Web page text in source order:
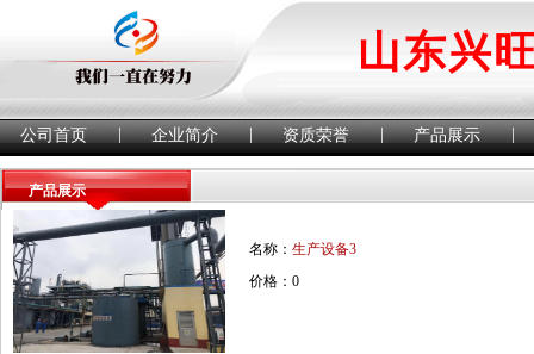
山东兴
公司首页 | 企业简介 | 资质荣誉 | 产品展示 |
产品展示
名称： 生产设备3
价格：0